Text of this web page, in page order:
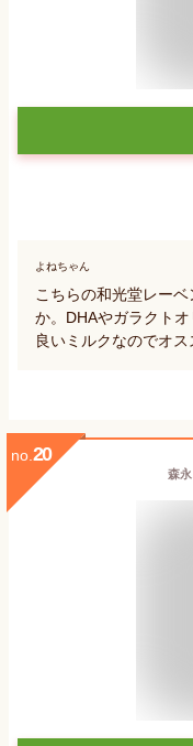
よねちゃん
こちらの和光堂レー
か。DHAやガラクト
良いミルクなのでオス
no. 20
森